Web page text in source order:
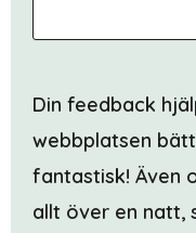
Din feedback
webbplatsen
fantastisk! Även
allt över en natt,